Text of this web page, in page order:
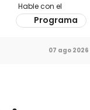
Hable con el
Programa
07 ago 2026